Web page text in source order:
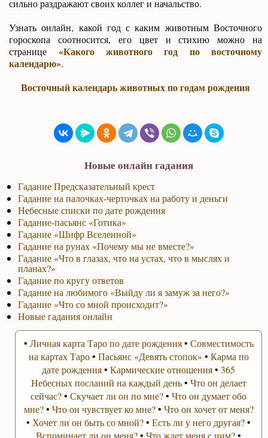
сильно раздражают своих коллег и начальство.
Узнать онлайн, какой год с каким животным Восточного
гороскопа соотносится, его цвет и стихию можно на
странице «Какого животного год по восточному
календарю».
Восточный календарь животных по годам рождения
Новые онлайн гадания
Гадание Предсказательный крест
Гадание на палочках-черточках на работу и деньги
Небесные списки по дате рождения
Гадание-пасьянс «Готика»
Гадание «Шифр Вселенной»
Гадание на рунах «Почему мы не вместе?»
Гадание «Что в глазах, что на устах, что в мыслях и
планах?»
Гадание по кругу ответов
Гадание на любимого «Выйду ли я замуж за него?»
Гадание «Что со мной происходит?»
Новые гадания онлайн
• Личная карта Таро по дате рождения• Совместимость
на картах Таро• Пасьянс «Девять стопок» • Карма по
дате рождения•Кармические отношения•365
Небесных посланий на каждый день• Что он делает
сейчас?•Скучает ли он по мне?•Что он думает обо
мне?• Что он чувствует ко мне?• Что он хочет от меня?
• Хочет ли он быть со мной?•Есть ли у него другая?•
Вспоминает ли он меня?•Что ждет меня с ним?•